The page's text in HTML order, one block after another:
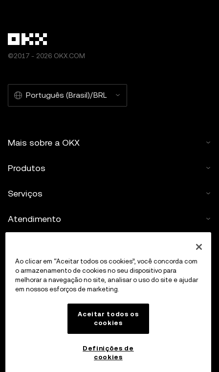
©2017 - 2026 OKX.COM
Português (Brasil)/BRL
Mais sobre a OKX
Produtos
Serviços
Atendimento
Calculadora de cripto
Ao clicar em “Aceitar todos os cookies”, você concorda com
o armazenamento de cookies no seu dispositivo para
melhorar a navegação no site, analisar o uso do site e ajudar
em nossos esforços de marketing.
Aceitar todos os
cookies
Definições de
cookies